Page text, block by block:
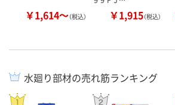
￥1,614～（税込） ￥1,915（税込）
水廻り部材の売れ筋ランキング